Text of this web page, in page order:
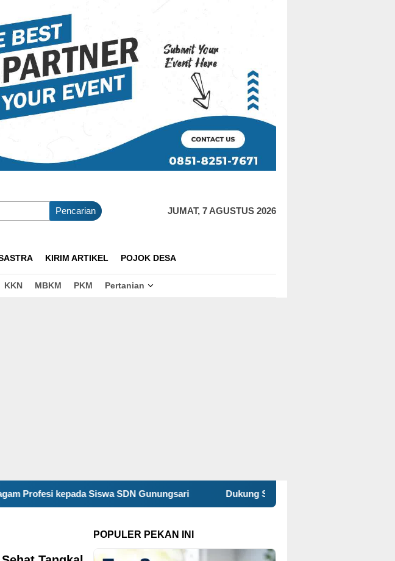
Pencarian JUMAT, 7 AGUSTUS 2026
KIRIM ARTIKEL POJOK DESA
KKN MBKM PKM Pertanian
SDN Gunungsari Dukung SDGs 8, 11, dan 12, Program BANKSI Ubah Sampah
POPULER PEKAN INI